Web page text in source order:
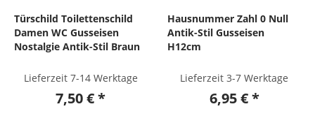
Türschild Toilettenschild
Damen WC Gusseisen
Nostalgie Antik-Stil Braun
Lieferzeit 7-14 Werktage
7,50 € *
Hausnummer Zahl 0 Null
Antik-Stil Gusseisen
H12cm
Lieferzeit 3-7 Werktage
6,95 € *